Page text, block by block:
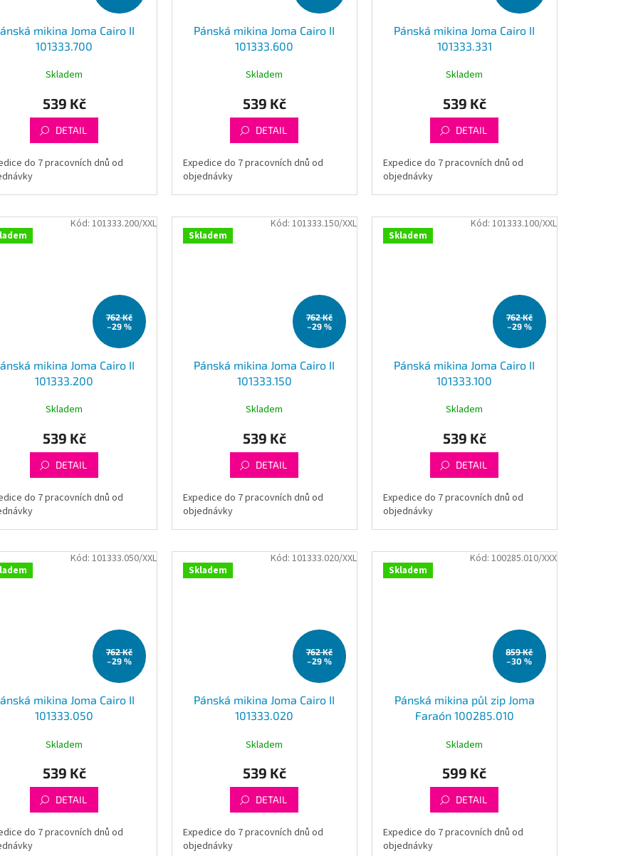
mikina Joma Cairo II
101333.700
Skladem
539 Kč
DETAIL
do 7 pracovních dnů od
Pánská mikina Joma Cairo II
101333.600
Skladem
539 Kč
DETAIL
Expedice do 7 pracovních dnů od
objednávky
Pánská mikina Joma Cairo II
101333.331
Skladem
539 Kč
DETAIL
Expedice do 7 pracovních dnů od
objednávky
762 Kč
–29 %
mikina Joma Cairo II
101333.200
Skladem
539 Kč
DETAIL
do 7 pracovních dnů od
Kód: 101333.200/XXL
Skladem
762 Kč
–29 %
Pánská mikina Joma Cairo II
101333.150
Skladem
539 Kč
DETAIL
Expedice do 7 pracovních dnů od
objednávky
Kód: 101333.150/XXL
Skladem
762 Kč
–29 %
Pánská mikina Joma Cairo II
101333.100
Skladem
539 Kč
DETAIL
Expedice do 7 pracovních dnů od
objednávky
Kód: 101333.100/XXL
762 Kč
–29 %
mikina Joma Cairo II
101333.050
Skladem
539 Kč
DETAIL
do 7 pracovních dnů od
Kód: 101333.050/XXL
Skladem
762 Kč
–29 %
Pánská mikina Joma Cairo II
101333.020
Skladem
539 Kč
DETAIL
Expedice do 7 pracovních dnů od
objednávky
Kód: 101333.020/XXL
Skladem
859 Kč
–30 %
Pánská mikina půl zip Joma
Faraón 100285.010
Skladem
599 Kč
DETAIL
Expedice do 7 pracovních dnů od
objednávky
Kód: 100285.010/XXX